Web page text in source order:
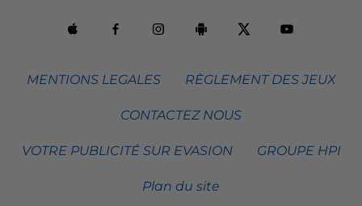
MENTIONS LEGALES RÈGLEMENT DES JEUX
CONTACTEZ NOUS
VOTRE PUBLICITÉ SUR EVASION GROUPE HPI
Plan du site